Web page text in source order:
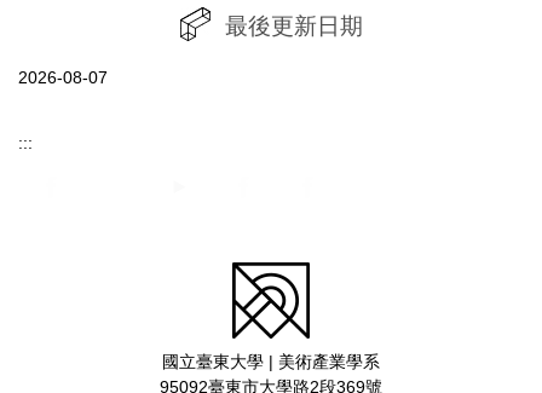
最後更新日期
2026-08-07
:::
國立臺東大學 | 美術產業學系
95092臺東市大學路2段369號